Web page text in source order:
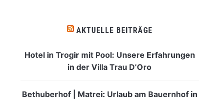
AKTUELLE BEITRÄGE
Hotel in Trogir mit Pool: Unsere Erfahrungen
in der Villa Trau D’Oro
Bethuberhof | Matrei: Urlaub am Bauernhof in